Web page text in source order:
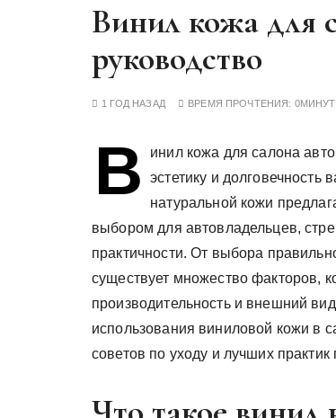
Винил кожа для
руководство
1 ГОД НАЗАД ВРЕМЯ ПРОЧТЕНИЯ:
В
инил кожа для салона
эстетику и
натуральной кожи
выбором для автовладельцев,
практичности. От выбора
существует множество факторов,
производительность и внешний
использования виниловой кожи в
советов по уходу и лучших